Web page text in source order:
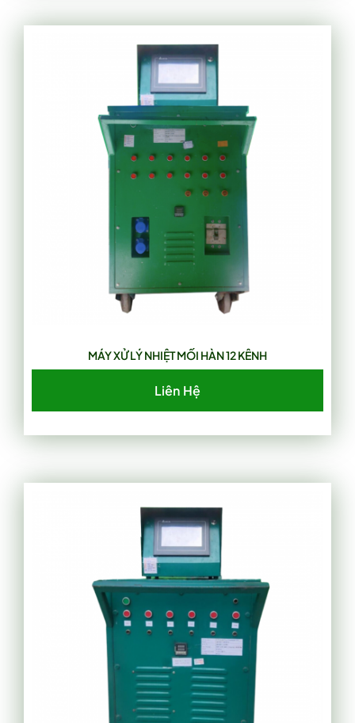
MÁY XỬ LÝ NHIỆT MỐI HÀN 12 KÊNH
Liên Hệ